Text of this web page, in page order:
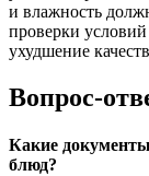
и влажность
проверки
ухудшение
Вопрос-
Какие
блюд?